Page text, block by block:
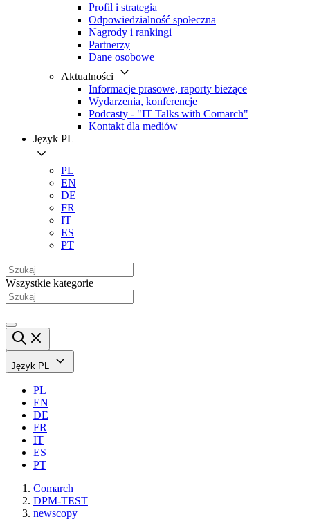
Profil i strategia
Odpowiedzialność społeczna
Nagrody i rankingi
Partnerzy
Dane osobowe
Aktualności
Informacje prasowe, raporty bieżące
Wydarzenia, konferencje
Podcasty - "IT Talks with Comarch"
Kontakt dla mediów
Język PL
PL
EN
DE
FR
IT
ES
PT
Wszystkie kategorie
Język PL
PL
EN
DE
FR
IT
ES
PT
Comarch
DPM-TEST
newscopy